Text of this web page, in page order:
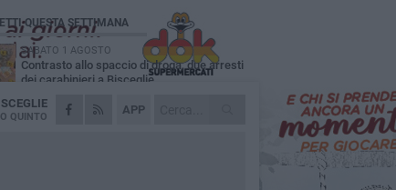
APP
QUINTO
QUESTA SETTIMANA
SABATO 1 AGOSTO
Contrasto allo spaccio di droga, due arresti
dei carabinieri a Bisceglie
MARTEDÌ 4 AGOSTO
Emergenza caldo, il Comune di Bisceglie